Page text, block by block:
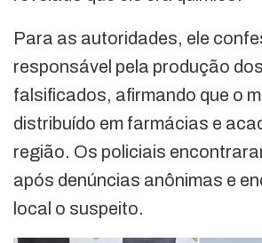
Para as autoridades, ele
responsável pela produção
falsificados, afirmando que o
distribuído em farmácias e
região. Os policiais
após denúncias anônimas e
local o suspeito.